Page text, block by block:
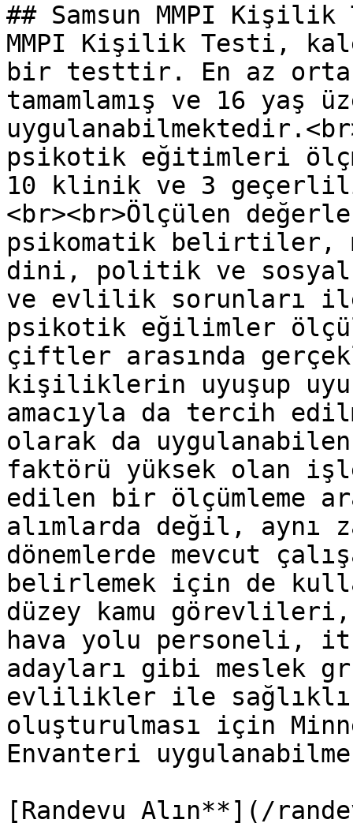
## Samsun MMPI
MMPI Kişilik Testi,
bir testtir. En az orta
tamamlamış ve 16 yaş
psikotik eğitimleri
10 klinik ve 3
<br><br>Ölçülen
psikomatik belirtiler,
dini, politik ve
ve evlilik sorunları
psikotik eğilimler
çiftler arasında
kişiliklerin uyuşup
amacıyla da tercih
olarak da
faktörü yüksek olan
edilen bir ölçümleme
alımlarda değil, aynı
dönemlerde mevcut
belirlemek için de
düzey kamu
hava yolu personeli,
adayları gibi meslek
evlilikler ile sağlıklı
oluşturulması için
Envanteri
[Randevu Alın**](/